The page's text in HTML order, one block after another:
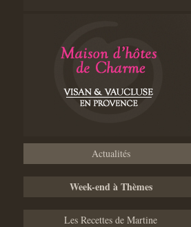
Actualités
Week-end à Thèmes
Les Recettes de Martine